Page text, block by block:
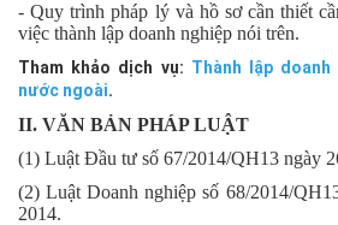
- Quy trình pháp lý và hồ sơ cần thiết
việc thành lập doanh nghiệp nói trên.
Tham khảo dịch vụ: Thành lập
nước ngoài.
II. VĂN BẢN PHÁP LUẬT
(1) Luật Đầu tư số 67/2014/QH13 ngày
(2) Luật Doanh nghiệp số 68/2014/
2014.